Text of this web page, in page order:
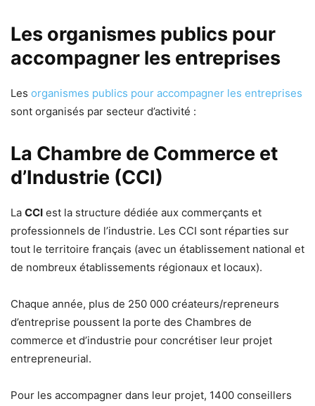
Les organismes publics pour
accompagner les entreprises
Les organismes publics pour accompagner les entreprises
sont organisés par secteur d’activité :
La Chambre de Commerce et
d’Industrie (CCI)
La CCI est la structure dédiée aux commerçants et
professionnels de l’industrie. Les CCI sont réparties sur
tout le territoire français (avec un établissement national et
de nombreux établissements régionaux et locaux).
Chaque année, plus de 250 000 créateurs/repreneurs
d’entreprise poussent la porte des Chambres de
commerce et d’industrie pour concrétiser leur projet
entrepreneurial.
Pour les accompagner dans leur projet, 1400 conseillers